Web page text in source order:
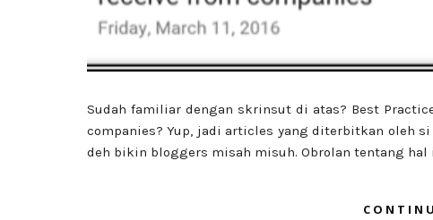
Sudah familiar dengan skrinsut di atas? Best
companies? Yup, jadi articles yang diterbitkan oleh
deh bikin bloggers misah misuh. Obrolan tentang hal